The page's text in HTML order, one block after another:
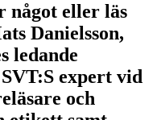
något eller läs
Danielsson,
ledande
expert vid
och